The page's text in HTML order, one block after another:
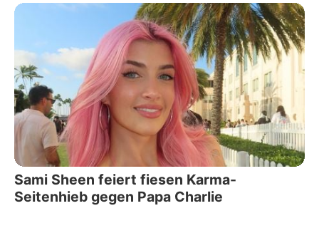
Sami Sheen feiert fiesen Karma-
Seitenhieb gegen Papa Charlie